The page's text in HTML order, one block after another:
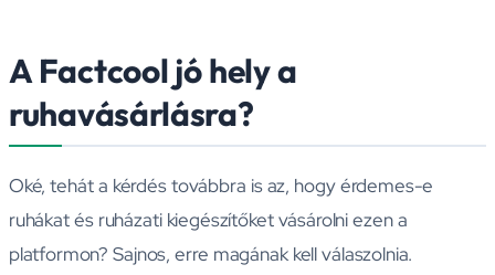
A Factcool jó hely a
ruhavásárlásra?
Oké, tehát a kérdés továbbra is az, hogy érdemes-e
ruhákat és ruházati kiegészítőket vásárolni ezen a
platformon? Sajnos, erre magának kell válaszolnia.